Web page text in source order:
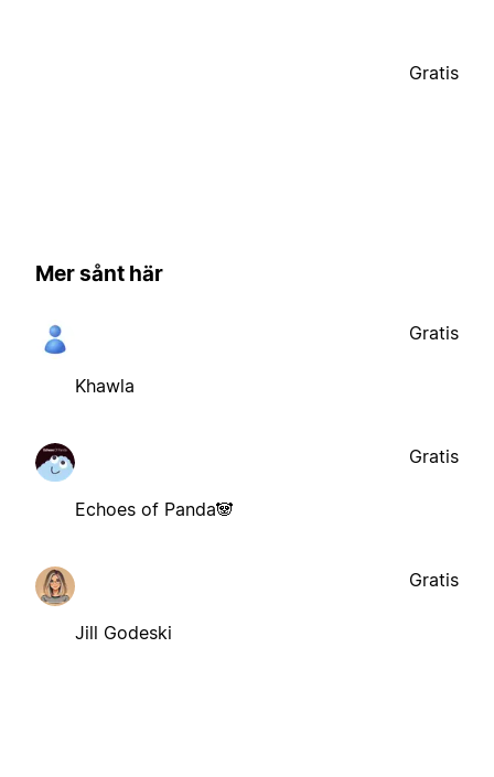
Gratis
Mer sånt här
Khawla
Gratis
Echoes of Panda🐼
Gratis
Jill Godeski
Gratis